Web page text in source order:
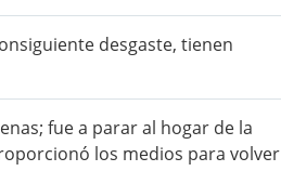
desgaste, tienen
fue a parar al hogar de la
los medios para volver